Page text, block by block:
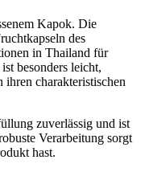
Kapok. Die
des
in Thailand für
besonders leicht,
ihren charakteristischen
zuverlässig und ist
Verarbeitung sorgt
hast.